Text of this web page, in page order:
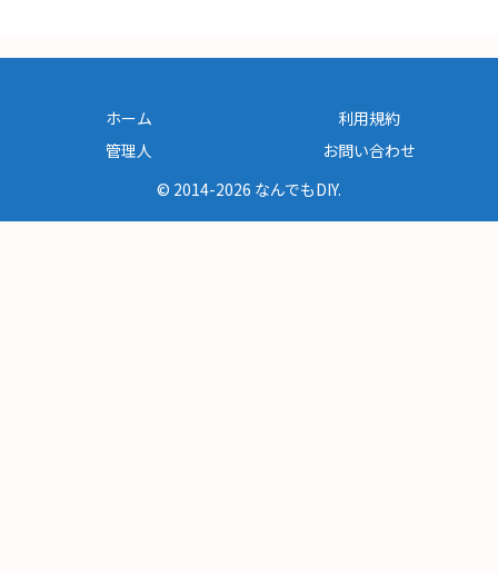
ホーム
利用規約
管理人
お問い合わせ
© 2014-2026 なんでもDIY.